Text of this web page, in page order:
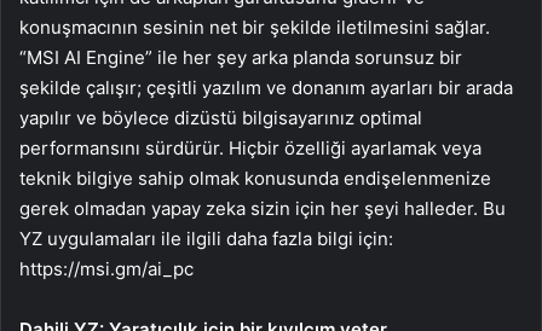
konuşmacının sesinin net bir şekilde iletilmesini sağlar.
“MSI AI Engine” ile her şey arka planda sorunsuz bir
şekilde çalışır; çeşitli yazılım ve donanım ayarları bir arada
yapılır ve böylece dizüstü bilgisayarınız optimal
performansını sürdürür. Hiçbir özelliği ayarlamak veya
teknik bilgiye sahip olmak konusunda endişelenmenize
gerek olmadan yapay zeka sizin için her şeyi halleder. Bu
YZ uygulamaları ile ilgili daha fazla bilgi için:
https://msi.gm/ai_pc